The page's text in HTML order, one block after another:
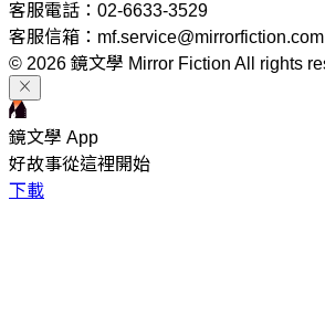
客服電話：02-6633-3529
客服信箱：mf.service@mirrorfiction.com
© 2026 鏡文學 Mirror Fiction All rights
鏡文學 App
好故事從這裡開始
下載